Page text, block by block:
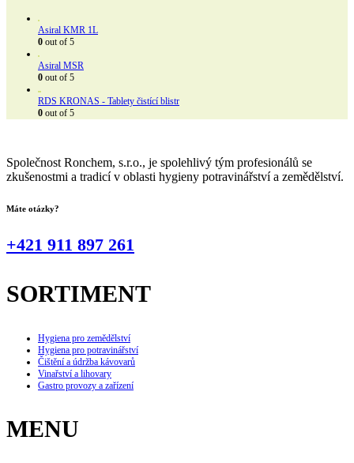
Asiral KMR 1L
0 out of 5
Asiral MSR
0 out of 5
RDS KRONAS - Tablety čistící blistr
0 out of 5
Společnost Ronchem, s.r.o., je spolehlivý tým profesionálů se
zkušenostmi a tradicí v oblasti hygieny potravinářství a zemědělství.
Máte otázky?
+421 911 897 261
SORTIMENT
Hygiena pro zemědělství
Hygiena pro potravinářství
Čištění a údržba kávovarů
Vinařství a lihovary
Gastro provozy a zařízení
MENU